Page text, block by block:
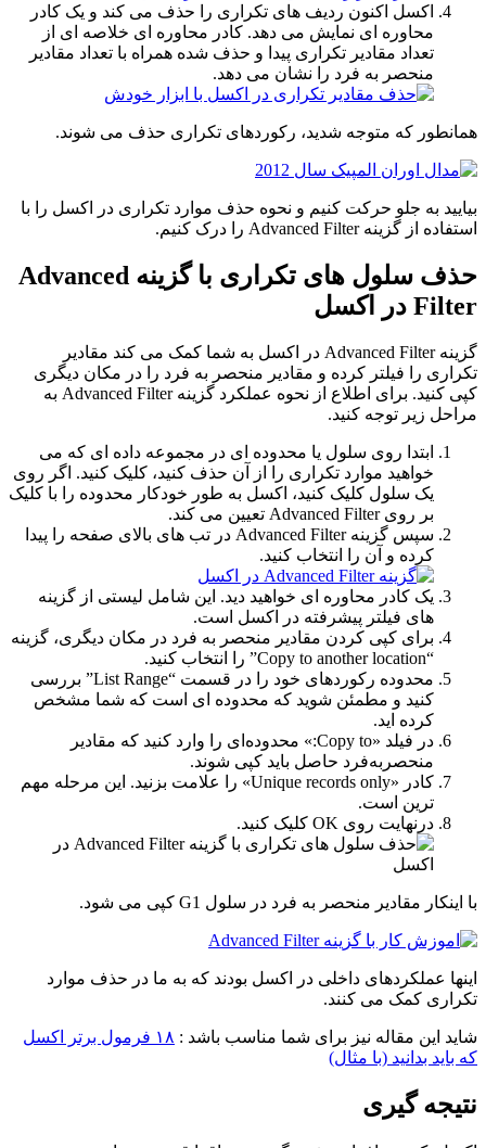
اکسل اکنون ردیف های تکراری را حذف می کند و یک کادر
محاوره ای نمایش می دهد. کادر محاوره ای خلاصه ای از
تعداد مقادیر تکراری پیدا و حذف شده همراه با تعداد مقادیر
منحصر به فرد را نشان می دهد.
همانطور که متوجه شدید، رکوردهای تکراری حذف می شوند.
بیایید به جلو حرکت کنیم و نحوه حذف موارد تکراری در اکسل را با
استفاده از گزینه Advanced Filter را درک کنیم.
حذف سلول های تکراری با گزینه Advanced
Filter در اکسل
گزینه Advanced Filter در اکسل به شما کمک می کند مقادیر
تکراری را فیلتر کرده و مقادیر منحصر به فرد را در مکان دیگری
کپی کنید. برای اطلاع از نحوه عملکرد گزینه Advanced Filter به
مراحل زیر توجه کنید.
ابتدا روی سلول یا محدوده ای در مجموعه داده ای که می
خواهید موارد تکراری را از آن حذف کنید، کلیک کنید. اگر روی
یک سلول کلیک کنید، اکسل به طور خودکار محدوده را با کلیک
بر روی Advanced Filter تعیین می کند.
سپس گزینه Advanced Filter در تب های بالای صفحه را پیدا
کرده و آن را انتخاب کنید.
یک کادر محاوره ای خواهید دید. این شامل لیستی از گزینه
های فیلتر پیشرفته در اکسل است.
برای کپی کردن مقادیر منحصر به فرد در مکان دیگری، گزینه
“Copy to another location” را انتخاب کنید.
محدوده رکوردهای خود را در قسمت “List Range” بررسی
کنید و مطمئن شوید که محدوده ای است که شما مشخص
کرده اید.
در فیلد «Copy to:» محدوده‌ای را وارد کنید که مقادیر
منحصربه‌فرد حاصل باید کپی شوند.
کادر «Unique records only» را علامت بزنید. این مرحله مهم
ترین است.
درنهایت روی OK کلیک کنید.
با اینکار مقادیر منحصر به فرد در سلول G1 کپی می شود.
اینها عملکردهای داخلی در اکسل بودند که به ما در حذف موارد
تکراری کمک می کنند.
شاید این مقاله نیز برای شما مناسب باشد :
۱۸ فرمول برتر اکسل
که باید بدانید (با مثال)
نتیجه گیری